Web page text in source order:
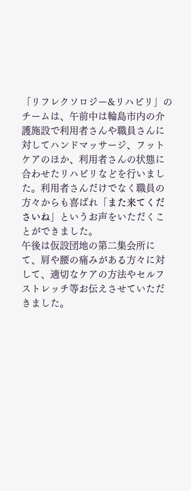
「リフレクソロジー&リハビリ」の
チームは、午前中は輪島市内の介
護施設で利用者さんや職員さんに
対してハンドマッサージ、フット
ケアのほか、利用者さんの状態に
合わせたリハビリなどを行いまし
た。利用者さんだけでなく職員の
方々からも喜ばれ「
また来てくだ
さいね
」というお声をいただくこ
とができました。
午後は仮設団地の第二集会所に
て、肩や腰の痛みがある方々に対
して、適切なケアの方法やセルフ
ストレッチ等お伝えさせていただ
きました。